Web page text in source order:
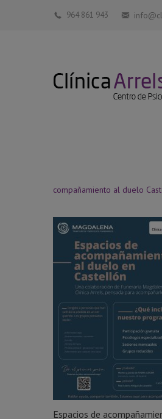
964 861 943
compañamiento al duelo
Espacios de